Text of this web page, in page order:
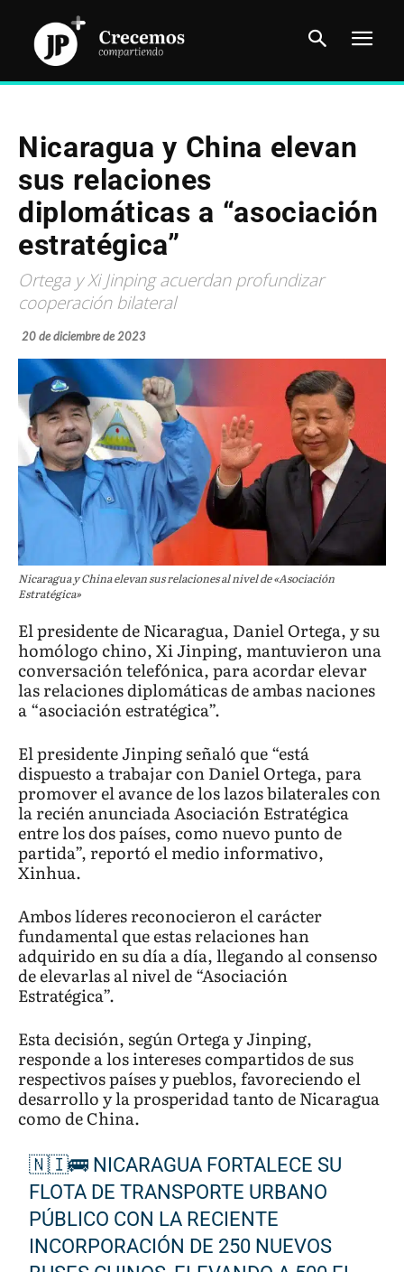
Nicaragua y China elevan
sus relaciones
diplomáticas a “asociación
estratégica”
Ortega y Xi Jinping acuerdan profundizar
cooperación bilateral
20 de diciembre de 2023
Nicaragua y China elevan sus relaciones al nivel de «Asociación
Estratégica»
El presidente de Nicaragua, Daniel Ortega, y su
homólogo chino, Xi Jinping, mantuvieron una
conversación telefónica, para acordar elevar
las relaciones diplomáticas de ambas naciones
a “asociación estratégica”.
El presidente Jinping señaló que “está
dispuesto a trabajar con Daniel Ortega, para
promover el avance de los lazos bilaterales con
la recién anunciada Asociación Estratégica
entre los dos países, como nuevo punto de
partida”, reportó el medio informativo,
Xinhua.
Ambos líderes reconocieron el carácter
fundamental que estas relaciones han
adquirido en su día a día, llegando al consenso
de elevarlas al nivel de “Asociación
Estratégica”.
Esta decisión, según Ortega y Jinping,
responde a los intereses compartidos de sus
respectivos países y pueblos, favoreciendo el
desarrollo y la prosperidad tanto de Nicaragua
como de China.
🇳🇮🚌 NICARAGUA FORTALECE SU
FLOTA DE TRANSPORTE URBANO
PÚBLICO CON LA RECIENTE
INCORPORACIÓN DE 250 NUEVOS